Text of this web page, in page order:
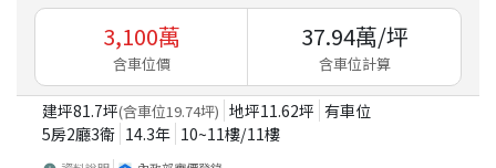
3,100萬
含車位價
37.94萬/坪
含車位計算
建坪81.7坪(含車位19.74坪) 地坪11.62坪 有車位
5房2廳3衛 14.3年 10~11樓/11樓